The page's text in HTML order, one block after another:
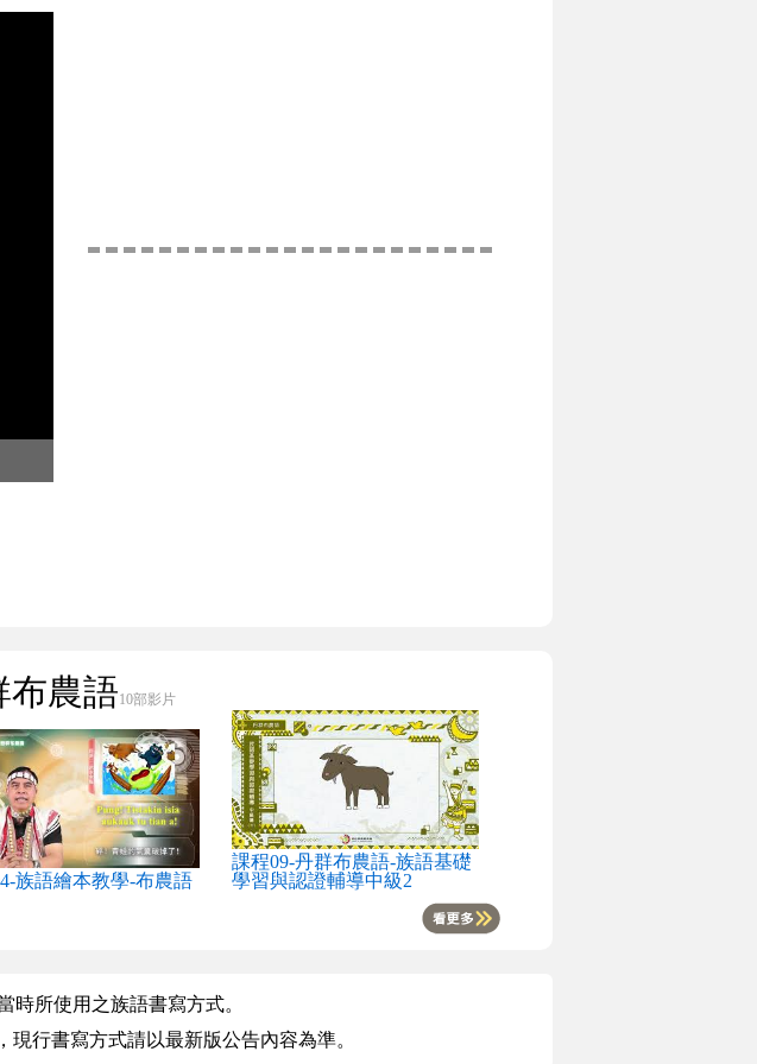
布農語10部影片
族語繪本教學-布農語
課程09-丹群布農語-族語基礎
學習與認證輔導中級2
所使用之族語書寫方式。
行書寫方式請以最新版公告內容為準。